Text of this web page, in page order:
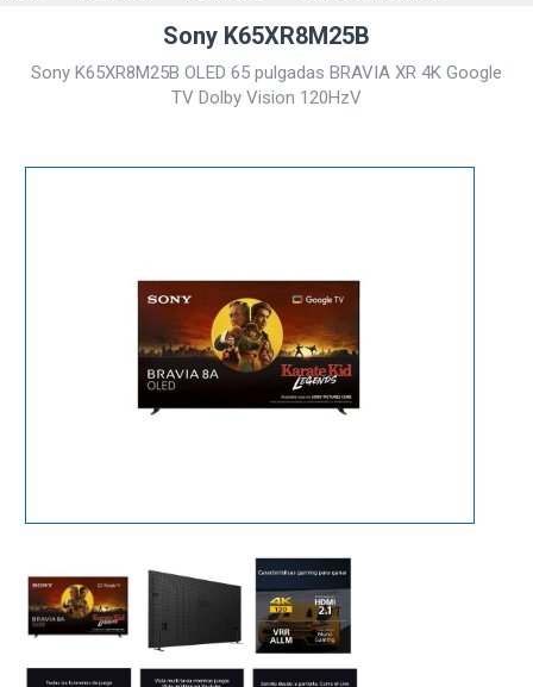
Sony K65XR8M25B
Sony K65XR8M25B OLED 65 pulgadas BRAVIA XR 4K Google
TV Dolby Vision 120HzV